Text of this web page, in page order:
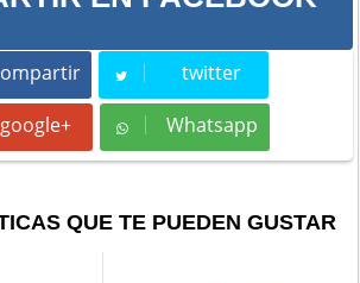
twitter
Tweet
google+ Whatsapp
Whatsapp
QUE TE PUEDEN GUSTAR